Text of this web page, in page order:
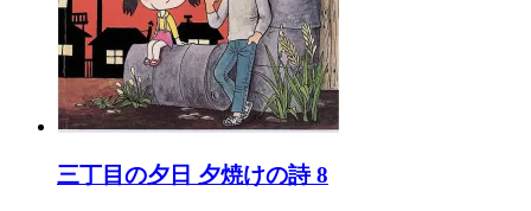
三丁目の夕日 夕焼けの詩 8